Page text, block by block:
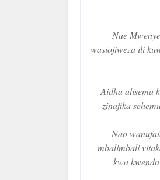
Nae
wasiojiweza ili
Aidha alisema
zinafika
Nao
mbalimbali
kwa